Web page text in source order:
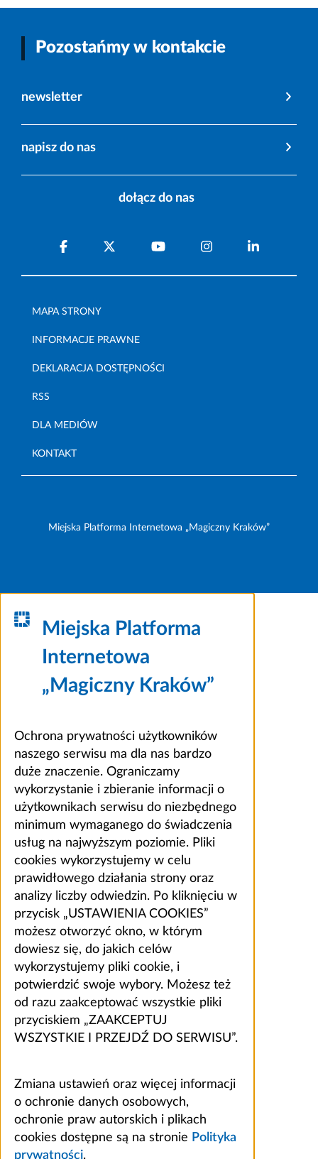
Pozostańmy w kontakcie
newsletter
napisz do nas
dołącz do nas
MAPA STRONY
INFORMACJE PRAWNE
DEKLARACJA DOSTĘPNOŚCI
RSS
DLA MEDIÓW
KONTAKT
Miejska Platforma Internetowa „Magiczny Kraków”
Miejska Platforma
Internetowa
„Magiczny Kraków”
Ochrona prywatności użytkowników
naszego serwisu ma dla nas bardzo
duże znaczenie. Ograniczamy
wykorzystanie i zbieranie informacji o
użytkownikach serwisu do niezbędnego
minimum wymaganego do świadczenia
usług na najwyższym poziomie. Pliki
cookies wykorzystujemy w celu
prawidłowego działania strony oraz
analizy liczby odwiedzin. Po kliknięciu w
przycisk „USTAWIENIA COOKIES”
możesz otworzyć okno, w którym
dowiesz się, do jakich celów
wykorzystujemy pliki cookie, i
potwierdzić swoje wybory. Możesz też
od razu zaakceptować wszystkie pliki
przyciskiem „ZAAKCEPTUJ
WSZYSTKIE I PRZEJDŹ DO SERWISU”.
Zmiana ustawień oraz więcej informacji
o ochronie danych osobowych,
ochronie praw autorskich i plikach
cookies dostępne są na stronie Polityka
prywatności.